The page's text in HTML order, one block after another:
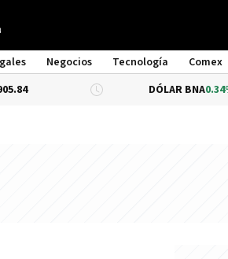
Negocios Tecnología
Comex
DÓLAR BNA0.34%$1,520.00